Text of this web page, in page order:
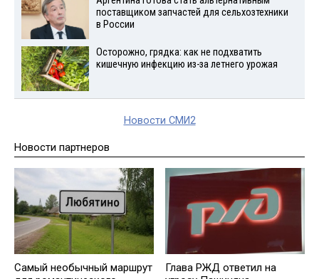
поставщиком запчастей для сельхозтехники
в России
Осторожно, грядка: как не подхватить
кишечную инфекцию из-за летнего урожая
Новости СМИ2
Новости партнеров
Самый необычный маршрут
Глава РЖД ответил на